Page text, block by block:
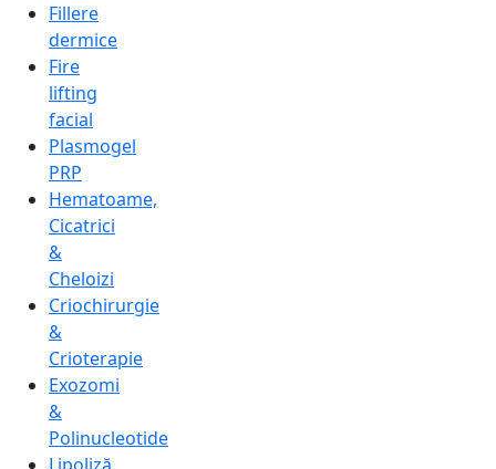
Fillere
dermice
Fire
lifting
facial
Plasmogel
PRP
Hematoame,
Cicatrici
&
Cheloizi
Criochirurgie
&
Crioterapie
Exozomi
&
Polinucleotide